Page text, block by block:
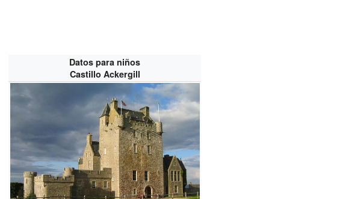
Datos para niños
Castillo Ackergill